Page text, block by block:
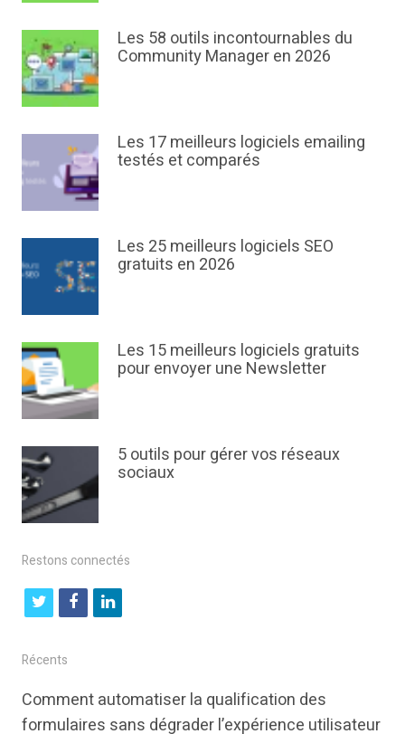
Les 58 outils incontournables du
Community Manager en 2026
Les 17 meilleurs logiciels emailing
testés et comparés
Les 25 meilleurs logiciels SEO
gratuits en 2026
Les 15 meilleurs logiciels gratuits
pour envoyer une Newsletter
5 outils pour gérer vos réseaux
sociaux
Restons connectés
t
i
t
f
b
l
k
e
Récents
Comment automatiser la qualification des
formulaires sans dégrader l’expérience utilisateur